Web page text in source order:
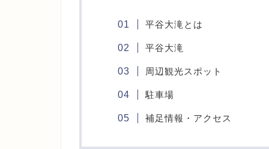
平谷大滝とは
平谷大滝
周辺観光スポット
駐車場
補足情報・アクセス